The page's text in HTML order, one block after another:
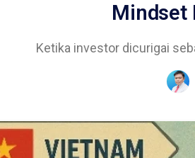
Mindset
Ketika investor dicurigai